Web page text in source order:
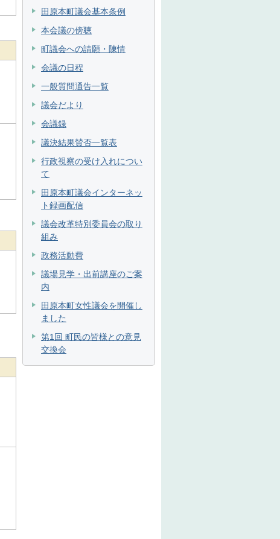
田原本町議会基本条例
本会議の傍聴
町議会への請願・陳情
会議の日程
一般質問通告一覧
議会だより
会議録
議決結果賛否一覧表
行政視察の受け入れについ
て
田原本町議会インターネッ
ト録画配信
議会改革特別委員会の取り
組み
政務活動費
議場見学・出前講座のご案
内
田原本町女性議会を開催し
ました
第1回 町民の皆様との意見
交換会